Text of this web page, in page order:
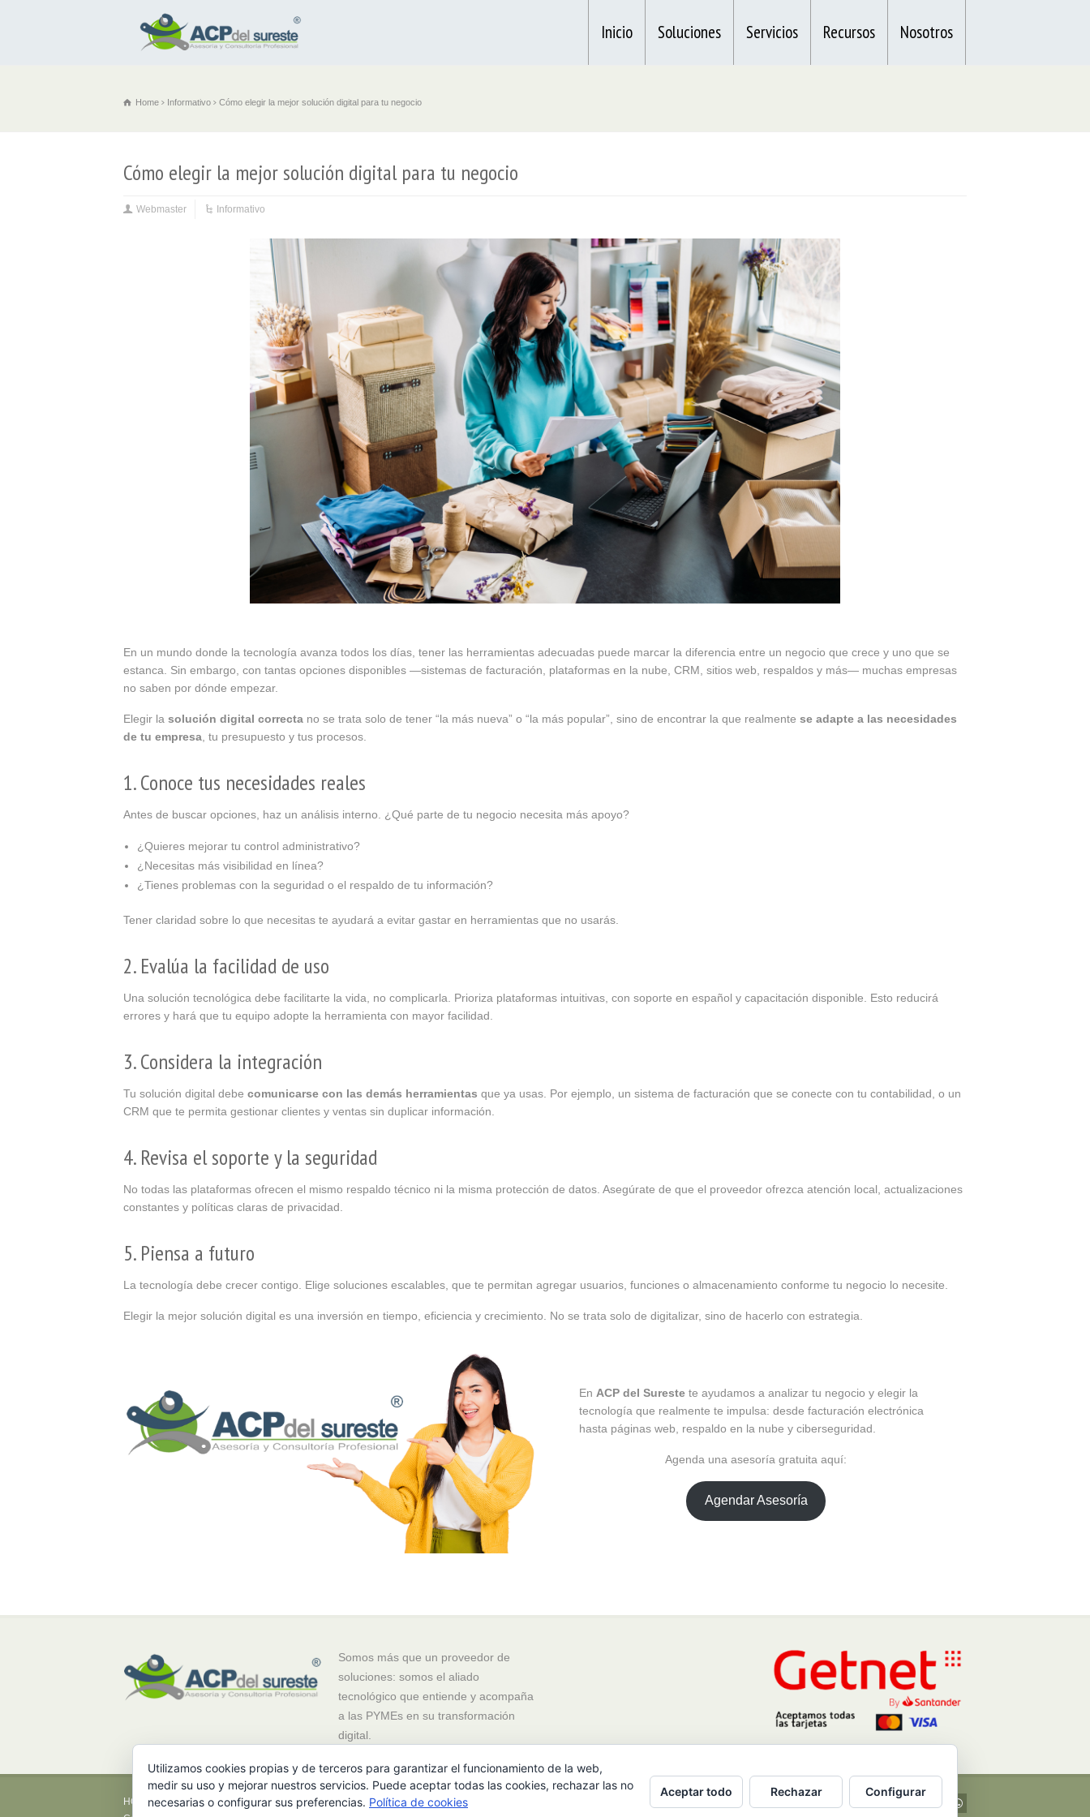
Inicio Soluciones Servicios Recursos Nosotros
Home Informativo Cómo elegir la mejor solución digital para tu negocio
Cómo elegir la mejor solución digital para tu negocio
Webmaster Informativo
En un mundo donde la tecnología avanza todos los días, tener las herramientas adecuadas puede marcar la diferencia entre un negocio que crece y uno que se
estanca. Sin embargo, con tantas opciones disponibles —sistemas de facturación, plataformas en la nube, CRM, sitios web, respaldos y más— muchas empresas
no saben por dónde empezar.
Elegir la solución digital correcta no se trata solo de tener “la más nueva” o “la más popular”, sino de encontrar la que realmente se adapte a las necesidades
de tu empresa , tu presupuesto y tus procesos.
1. Conoce tus necesidades reales
Antes de buscar opciones, haz un análisis interno. ¿Qué parte de tu negocio necesita más apoyo?
¿Quieres mejorar tu control administrativo?
¿Necesitas más visibilidad en línea?
¿Tienes problemas con la seguridad o el respaldo de tu información?
Tener claridad sobre lo que necesitas te ayudará a evitar gastar en herramientas que no usarás.
2. Evalúa la facilidad de uso
Una solución tecnológica debe facilitarte la vida, no complicarla. Prioriza plataformas intuitivas, con soporte en español y capacitación disponible. Esto reducirá
errores y hará que tu equipo adopte la herramienta con mayor facilidad.
3. Considera la integración
Tu solución digital debe comunicarse con las demás herramientas que ya usas. Por ejemplo, un sistema de facturación que se conecte con tu contabilidad, o un
CRM que te permita gestionar clientes y ventas sin duplicar información.
4. Revisa el soporte y la seguridad
No todas las plataformas ofrecen el mismo respaldo técnico ni la misma protección de datos. Asegúrate de que el proveedor ofrezca atención local, actualizaciones
constantes y políticas claras de privacidad.
5. Piensa a futuro
La tecnología debe crecer contigo. Elige soluciones escalables, que te permitan agregar usuarios, funciones o almacenamiento conforme tu negocio lo necesite.
Elegir la mejor solución digital es una inversión en tiempo, eficiencia y crecimiento. No se trata solo de digitalizar, sino de hacerlo con estrategia.
En ACP del Surestete ayudamos a analizar tu negocio y elegir la
tecnología que realmente te impulsa: desde facturación electrónica
hasta páginas web, respaldo en la nube y ciberseguridad.
Agenda una asesoría gratuita aquí:
Agendar Asesoría
Somos más que un proveedor de
soluciones: somos el aliado
tecnológico que entiende y acompaña
a las PYMEs en su transformación
digital.
HOME NOSOTROS AVISO DE PRIVACIDAD AVISO LEGAL
POLÍTICA SGSI
Utilizamos cookies propias y de terceros para garantizar el funcionamiento de la web,
medir su uso y mejorar nuestros servicios. Puede aceptar todas las cookies, rechazar las no
necesarias o configurar sus preferencias. Política de cookies
Aceptar todo Rechazar Configurar